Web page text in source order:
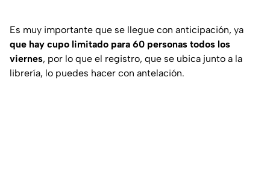
Es muy importante que se llegue con anticipación, ya
que hay cupo limitado para 60 personas todos los
viernes, por lo que el registro, que se ubica junto a la
librería, lo puedes hacer con antelación.